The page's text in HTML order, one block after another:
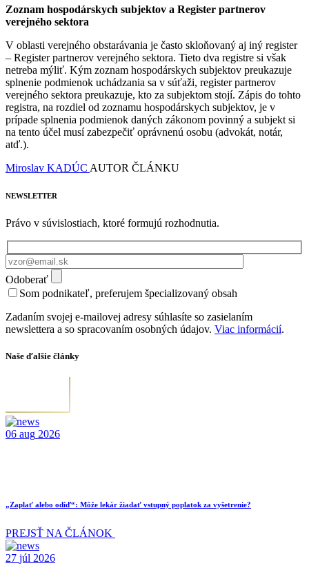
Zoznam hospodárskych subjektov a Register partnerov
verejného sektora
V oblasti verejného obstarávania je často skloňovaný aj iný register
– Register partnerov verejného sektora. Tieto dva registre si však
netreba mýliť. Kým zoznam hospodárskych subjektov preukazuje
splnenie podmienok uchádzania sa v súťaži, register partnerov
verejného sektora preukazuje, kto za subjektom stojí. Zápis do tohto
registra, na rozdiel od zoznamu hospodárskych subjektov, je v
prípade splnenia podmienok daných zákonom povinný a subjekt si
na tento účel musí zabezpečiť oprávnenú osobu (advokát, notár,
atď.).
Miroslav KADÚC AUTOR ČLÁNKU
NEWSLETTER
Právo v súvislostiach, ktoré formujú rozhodnutia.
Odoberať
Som podnikateľ, preferujem špecializovaný obsah
Zadaním svojej e-mailovej adresy súhlasíte so zasielaním
newslettera a so spracovaním osobných údajov. Viac informácií.
Naše ďalšie články
06 aug 2026
„Zaplať alebo odíď“: Môže lekár žiadať vstupný poplatok za vyšetrenie?
PREJSŤ NA ČLÁNOK
27 júl 2026